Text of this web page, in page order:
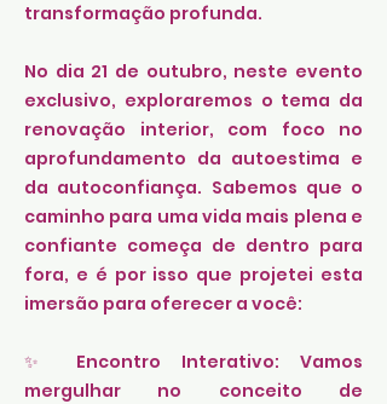
transformação profunda.
No dia 21 de outubro, neste evento
exclusivo, exploraremos o tema da
renovação interior, com foco no
aprofundamento da autoestima e
da autoconfiança. Sabemos que o
caminho para uma vida mais plena e
confiante começa de dentro para
fora, e é por isso que projetei esta
imersão para oferecer a você:
✨ Encontro Interativo: Vamos
mergulhar no conceito de